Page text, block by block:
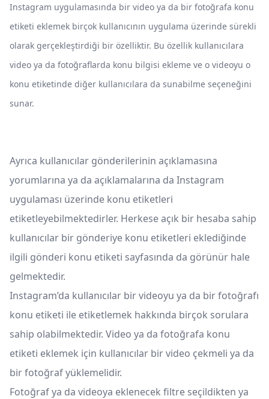
Instagram uygulamasında bir video ya da bir fotoğrafa konu
etiketi eklemek birçok kullanıcının uygulama üzerinde sürekli
olarak gerçekleştirdiği bir özelliktir. Bu özellik kullanıcılara
video ya da fotoğraflarda konu bilgisi ekleme ve o videoyu o
konu etiketinde diğer kullanıcılara da sunabilme seçeneğini
sunar.
Ayrıca kullanıcılar gönderilerinin açıklamasına
yorumlarına ya da açıklamalarına da Instagram
uygulaması üzerinde konu etiketleri
etiketleyebilmektedirler. Herkese açık bir hesaba sahip
kullanıcılar bir gönderiye konu etiketleri eklediğinde
ilgili gönderi konu etiketi sayfasında da görünür hale
gelmektedir.
Instagram’da kullanıcılar bir videoyu ya da bir fotoğrafı
konu etiketi ile etiketlemek hakkında birçok sorulara
sahip olabilmektedir. Video ya da fotoğrafa konu
etiketi eklemek için kullanıcılar bir video çekmeli ya da
bir fotoğraf yüklemelidir.
Fotoğraf ya da videoya eklenecek filtre seçildikten ya